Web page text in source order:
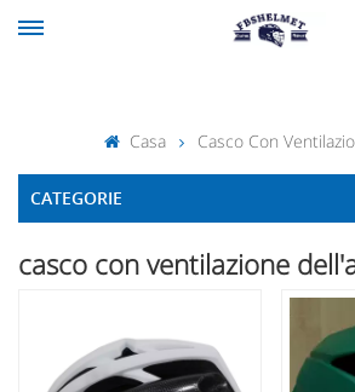
Casa Casco Con
CATEGORIE
casco con ventilazione